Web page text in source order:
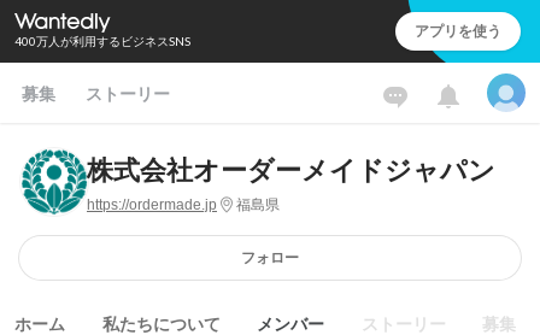
400万人が利用するビジネスSNS アプリを使う
募集 ストーリー
株式会社オーダーメイドジャパン
https://ordermade.jp 福島県
フォロー
ホーム 私たちについて メンバー ストーリー 募集